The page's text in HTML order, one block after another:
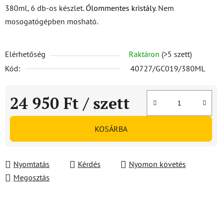
380ml, 6 db-os készlet.Ólommentes kristály. Nem
mosogatógépben mosható.
Elérhetőség Raktáron (>5 szett)
Kód:
40727/GC019/380ML
24 950 Ft / szett
Egységár:
KOSÁRBA
Nyomtatás Kérdés
Nyomon követés
Megosztás